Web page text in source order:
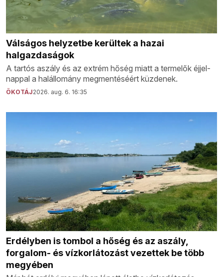
Válságos helyzetbe kerültek a hazai
halgazdaságok
A tartós aszály és az extrém hőség miatt a termelők éjjel-
nappal a halállomány megmentéséért küzdenek.
ÖKOTÁJ2026. aug. 6. 16:35
Erdélyben is tombol a hőség és az aszály,
forgalom- és vízkorlátozást vezettek be több
megyében